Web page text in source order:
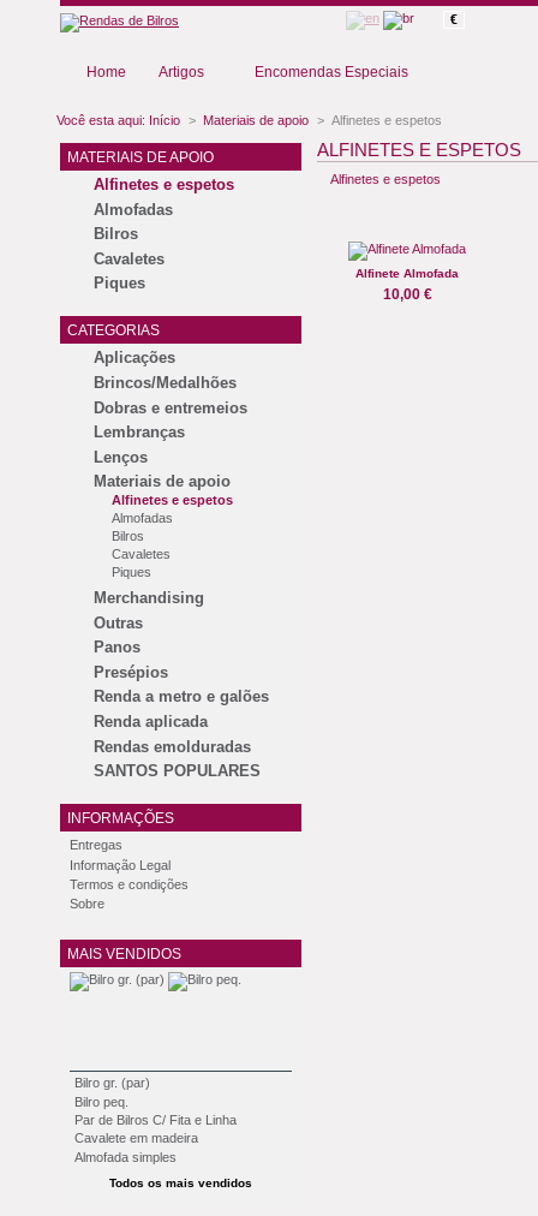
€
Home Artigos Encomendas Especiais
MATERIAIS DE APOIO
Alfinetes e espetos
Almofadas
Bilros
Cavaletes
Piques
CATEGORIAS
Aplicações
Brincos/Medalhões
Dobras e entremeios
Lembranças
Lenços
Materiais de apoio
Alfinetes e espetos
Almofadas
Bilros
Cavaletes
Piques
Merchandising
Outras
Panos
Presépios
Renda a metro e galões
Renda aplicada
Rendas emolduradas
SANTOS POPULARES
INFORMAÇÕES
Entregas
Informação Legal
Termos e condições
Sobre
MAIS VENDIDOS
Bilro gr. (par)
Bilro peq.
Par de Bilros C/ Fita e Linha
Cavalete em madeira
Almofada simples
Todos os mais vendidos
Você esta aqui: Início > Materiais de apoio > Alfinetes e espetos
ALFINETES E ESPETOS
Alfinetes e espetos
Alfinete Almofada
10,00 €